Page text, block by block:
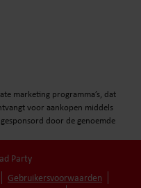
marketing programma’s, dat
voor aankopen middels
door de genoemde
Party
Gebruikersvoorwaarden